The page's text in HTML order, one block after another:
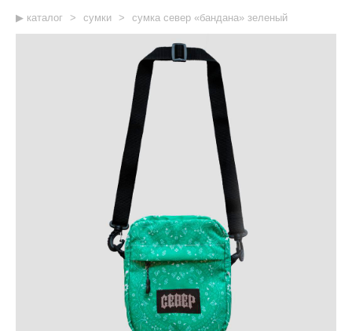
▶︎ каталог > сумки > сумка север «бандана» зеленый